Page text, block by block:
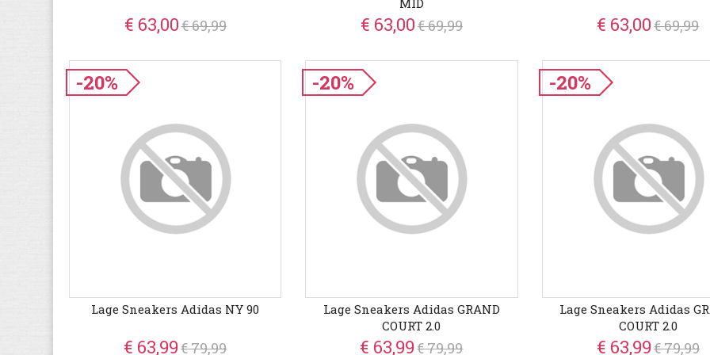
€ 63,00€ 69,99
MID
€ 63,00€ 69,99 € 63,00€ 69,99
-20%
Lage Sneakers Adidas NY 90
€ 63,99€ 79,99
-20%
Lage Sneakers Adidas GRAND
COURT 2.0
€ 63,99€ 79,99
-20%
Lage Sneakers Adidas
COURT 2.0
€ 63,99€ 79,99